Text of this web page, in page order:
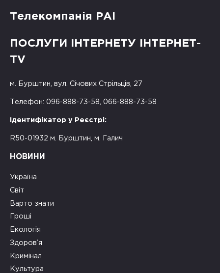
Телекомпанія РАІ
ПОСЛУГИ ІНТЕРНЕТУ ІНТЕРНЕТ-
TV
м. Бурштин, вул. Січових Стрільців, 27
Телефон: 096-888-73-58, 066-888-73-58
Ідентифікатор у Реєстрі:
R50-01932 м. Бурштин, м. Галич
НОВИНИ
Україна
Світ
Варто знати
Гроші
Екологія
Здоров’я
Кримінал
Культура